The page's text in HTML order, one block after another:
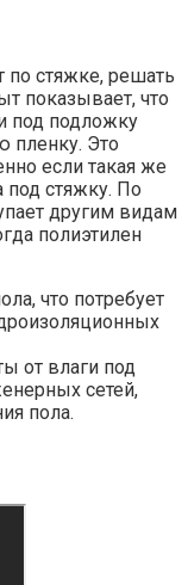
по стяжке, решать
показывает, что
под подложку
пленку. Это
если такая же
под стяжку. По
другим видам
полиэтилен
что потребует
от влаги под
сетей,
пола.